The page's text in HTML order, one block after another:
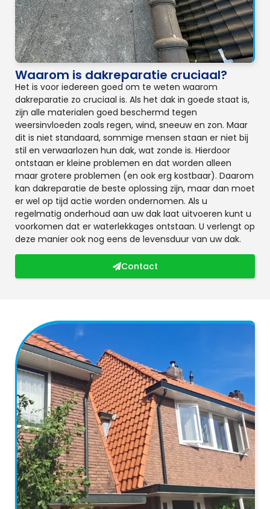
Waarom is dakreparatie cruciaal?
Het is voor iedereen goed om te weten waarom
dakreparatie zo cruciaal is. Als het dak in goede staat is,
zijn alle materialen goed beschermd tegen
weersinvloeden zoals regen, wind, sneeuw en zon. Maar
dit is niet standaard, sommige mensen staan er niet bij
stil en verwaarlozen hun dak, wat zonde is. Hierdoor
ontstaan er kleine problemen en dat worden alleen
maar grotere problemen (en ook erg kostbaar). Daarom
kan dakreparatie de beste oplossing zijn, maar dan moet
er wel op tijd actie worden ondernomen. Als u
regelmatig onderhoud aan uw dak laat uitvoeren kunt u
voorkomen dat er waterlekkages ontstaan. U verlengt op
deze manier ook nog eens de levensduur van uw dak.
Contact